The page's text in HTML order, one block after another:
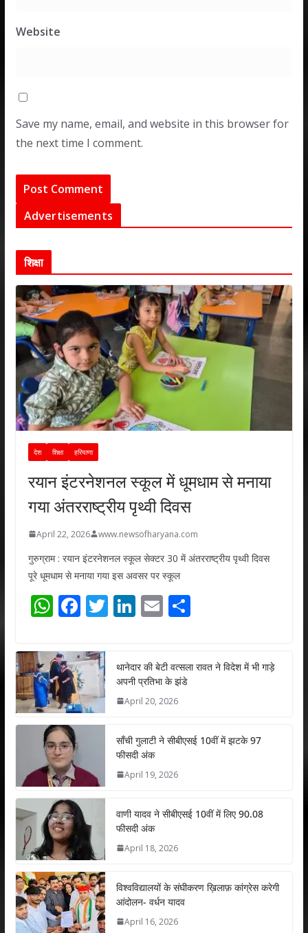
Website
Save my name, email, and website in this browser for
the next time I comment.
Advertisements
शिक्षा
देश शिक्षा हरियाणा
रयान इंटरनेशनल स्कूल में धूमधाम से मनाया
गया अंतरराष्ट्रीय पृथ्वी दिवस
April 22, 2026 www.newsofharyana.com
गुरुग्राम : रयान इंटरनेशनल स्कूल सेक्टर 30 में अंतरराष्ट्रीय पृथ्वी दिवस
पूरे धूमधाम से मनाया गया इस अवसर पर स्कूल
W
at
s
A
p
p
F
e
b
o
o
T
er
Li
e
dI
E
l
S
e
थानेदार की बेटी वत्सला रावत ने विदेश में भी गाड़े
अपनी प्रतिभा के झंडे
April 20, 2026
साँची गुलाटी ने सीबीएसई 10वीं में झटके 97
फीसदी अंक
April 19, 2026
वाणी यादव ने सीबीएसई 10वीं में लिए 90.08
फीसदी अंक
April 18, 2026
विश्वविद्यालयों के संघीकरण ख़िलाफ़ कांग्रेस करेगी
आंदोलन- वर्धन यादव
April 16, 2026